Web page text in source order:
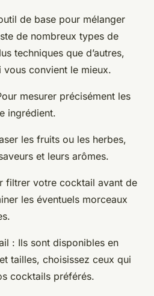
de base pour mélanger
de nombreux types de
techniques que d’autres,
convient le mieux.
mesurer précisément les
ingrédient.
les fruits ou les herbes,
et leurs arômes.
filtrer votre cocktail avant de
les éventuels morceaux
: Ils sont disponibles en
tailles, choisissez ceux qui
cocktails préférés.